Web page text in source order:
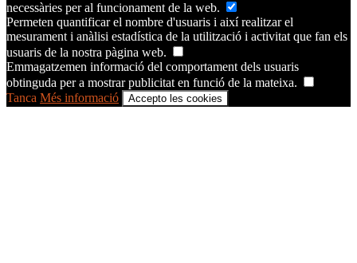
necessàries per al funcionament de la web.
Permeten quantificar el nombre d'usuaris i així realitzar el
mesurament i anàlisi estadística de la utilització i activitat que fan els
usuaris de la nostra pàgina web.
Emmagatzemen informació del comportament dels usuaris
obtinguda per a mostrar publicitat en funció de la mateixa.
Tanca Més informació Accepto les cookies